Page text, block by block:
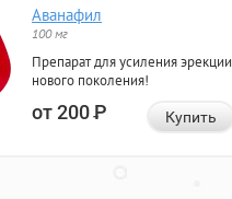
Аванафил
100 мг
Препарат для усиления эрекции
нового поколения!
от 200Р Купить